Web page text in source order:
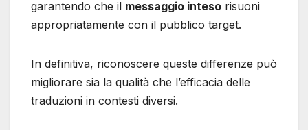
garantendo che il messaggio inteso risuoni
appropriatamente con il pubblico target.
In definitiva, riconoscere queste differenze può
migliorare sia la qualità che l’efficacia delle
traduzioni in contesti diversi.